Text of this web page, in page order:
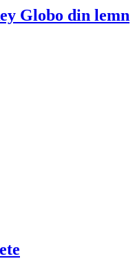
Globo din lemn